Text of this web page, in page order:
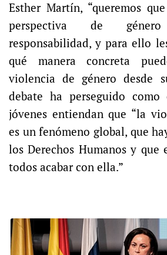
Esther Martín, “queremos
perspectiva de
responsabilidad, y para ello
qué manera concreta
violencia de género desde
debate ha perseguido
jóvenes entiendan que “la
es un fenómeno global, que
los Derechos Humanos y que
todos acabar con ella.”